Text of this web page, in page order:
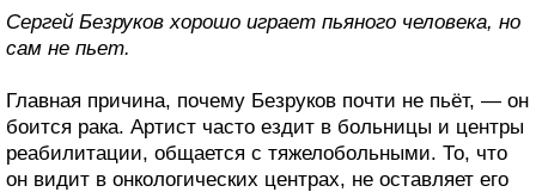
Сергей Безруков хорошо играет пьяного человека, но
сам не пьет.
Главная причина, почему Безруков почти не пьёт, — он
боится рака. Артист часто ездит в больницы и центры
реабилитации, общается с тяжелобольными. То, что
он видит в онкологических центрах, не оставляет его